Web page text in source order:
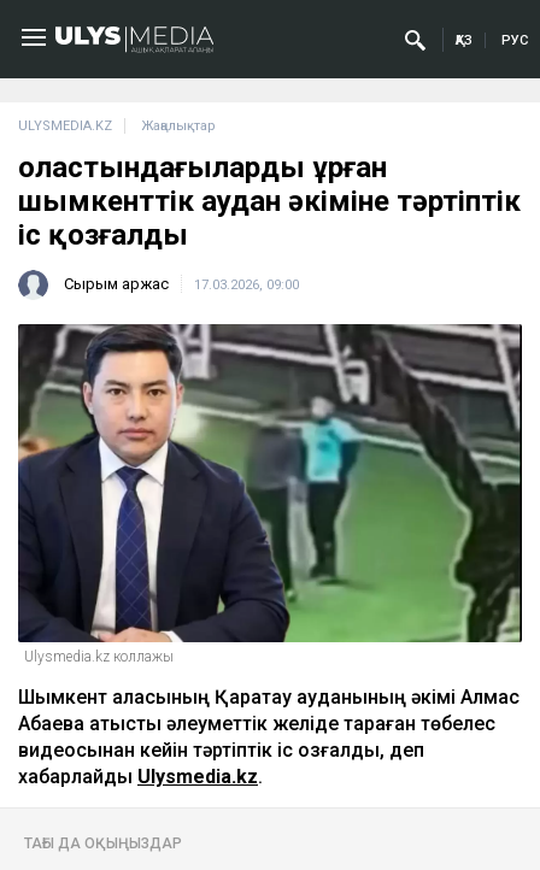
ҚАЗ РУС
ULYSMEDIA.KZ Жаңалықтар
Қоластындағыларды ұрған
шымкенттік аудан әкіміне тәртіптік
іс қозғалды
Сырым Қаржас 17.03.2026, 09:00
Ulysmedia.kz коллажы
Шымкент қаласының Қаратау ауданының әкімі Алмас
Абаевқа қатысты әлеуметтік желіде тараған төбелес
видеосынан кейін тәртіптік іс қозғалды, деп
хабарлайды Ulysmedia.kz.
ТАҒЫ ДА ОҚЫҢЫЗДАР